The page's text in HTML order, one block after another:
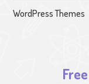
WordPress Themes